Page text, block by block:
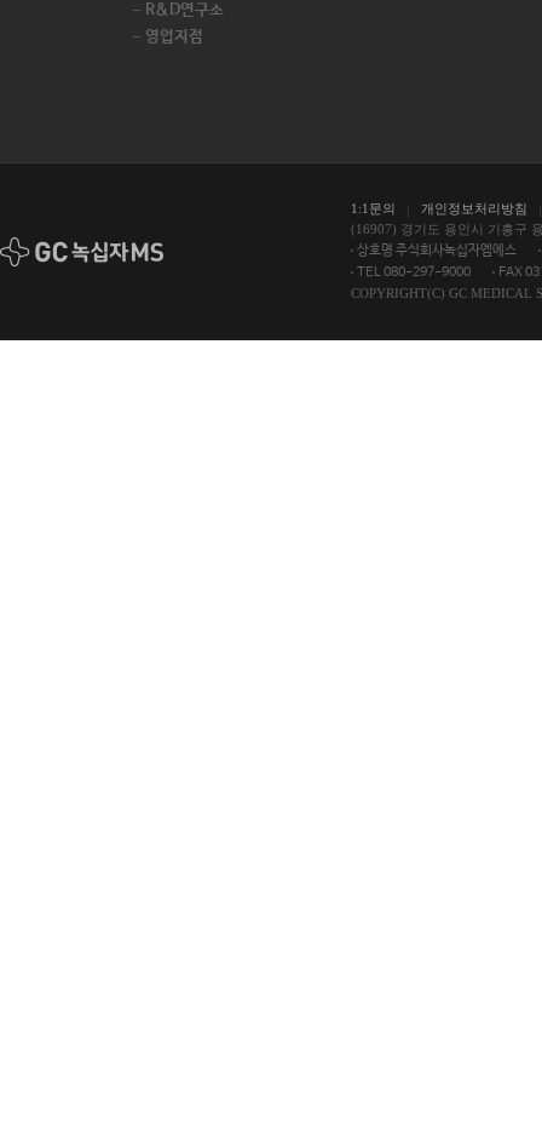
R&D연구소
영업지점
1:1문의
개인정보처리방침
(16907) 경기도 용인시 기흥구
상호명 주식회사녹십자엠에스
TEL 080-297-9000
FAX
COPYRIGHT(C) GC MEDICAL